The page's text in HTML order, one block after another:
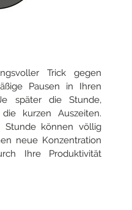
Trick gegen
Pausen in Ihren
später die Stunde,
kurzen Auszeiten.
können völlig
neue Konzentration
Ihre Produktivität